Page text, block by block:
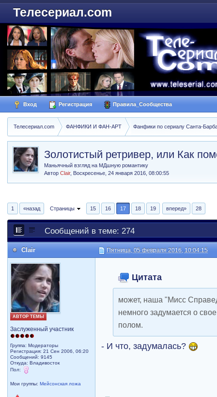
Телесериал.com
Вход Регистрация Правила_Сообщества
Телесериал.com ФАНФИКИ И ФАН-АРТ Фанфики по сериалу Санта-
Золотистый ретривер, или Как
Маньячный взгляд на МДшную романтику
АвторClair, Воскресенье, 24 января 2016, 08:00:55
1 «назад Страницы 15 16 17 18 19 вперед» 28
Сообщений в теме: 274
Clair Пятница, 05 февраля 2016, 10:04:15
АВТОР ТЕМЫ
Заслуженный участник
Группа: Модераторы
Регистрация: 21 Сен 2006, 06:20
Сообщений: 9145
Откуда: Владивосток
Пол:
Мои группы:Мейсонская ложа
Цитата
может, наша "Мисс
немного задумается о
полом.
- И что, задумалась?